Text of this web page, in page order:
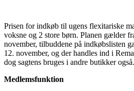
Prisen for indkøb til ugens flexitariske
voksne og 2 store børn. Planen gælder
november, tilbuddene på indkøbslisten
12. november, og der handles ind i
dog sagtens bruges i andre butikker også.
Medlemsfunktion